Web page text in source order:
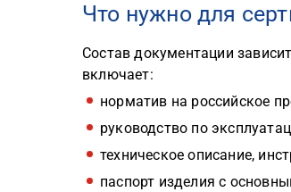
Что нужно для
Состав документации
включает:
норматив на российское
руководство по
техническое описание,
паспорт изделия с